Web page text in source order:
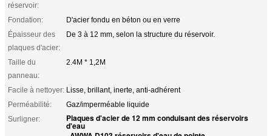
réservoir:
Fondation:
D'acier fondu en béton ou en verre
Épaisseur des
plaques d'acier:
De 3 à 12 mm, selon la structure du réservoir.
Taille du
panneau:
2.4M * 1,2M
Facile à nettoyer: Lisse, brillant, inerte, anti-adhérent
Perméabilité:
Gaz/imperméable liquide
Surligner:
Plaques d'acier de 12 mm conduisant des réservoirs
d'eau